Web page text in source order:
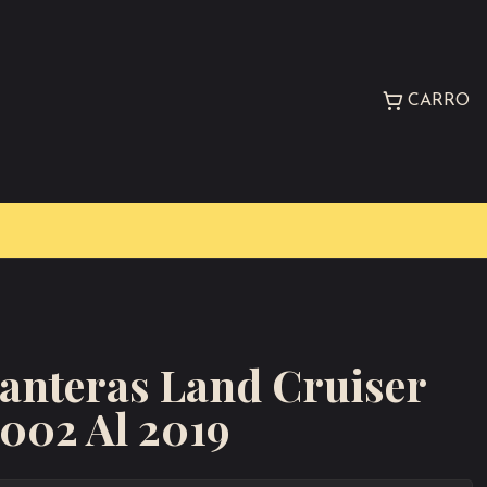
CARRO
Land Cruiser
Al 2019